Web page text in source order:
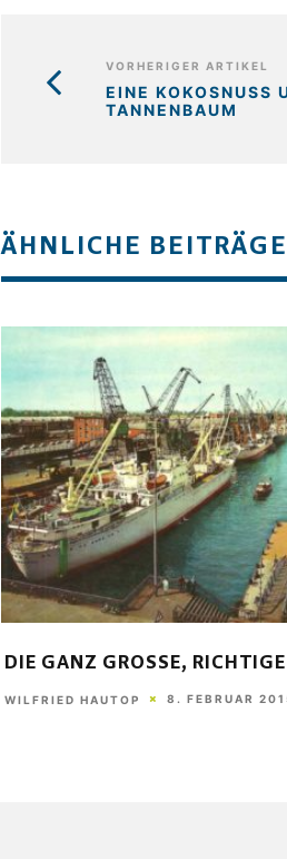
VORHERIGER ARTIKEL
EINE KOKOSNUSS
TANNENBAUM
ÄHNLICHE BEITRÄGE
DIE GANZ GROSSE, RICHTIGE
WILFRIED HAUTOP 8. FEBRUAR